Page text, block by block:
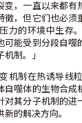
变，一直以来都有
徵，但它们也必须
力的环境中生存
可能受到分段自噬
制。」
机制在热诱导线
自噬体的生物合成
对其分子机制的进
的解决方向。